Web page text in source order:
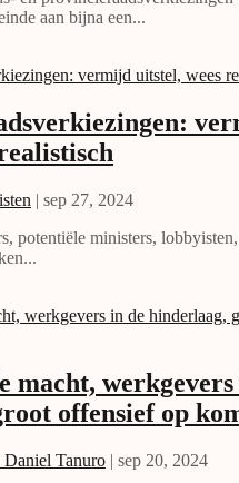
aan bijna een...
| sep 27, 2024
potentiële ministers,
macht,
offensief op
Tanuro | sep 20, 2024